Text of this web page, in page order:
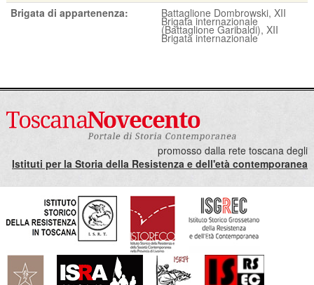
Brigata di appartenenza:
Battaglione Dombrowski, XII
Brigata internazionale
(Battaglione Garibaldi), XII
Brigata internazionale
promosso dalla rete toscana degli
Istituti per la Storia della Resistenza e dell'età contemporanea